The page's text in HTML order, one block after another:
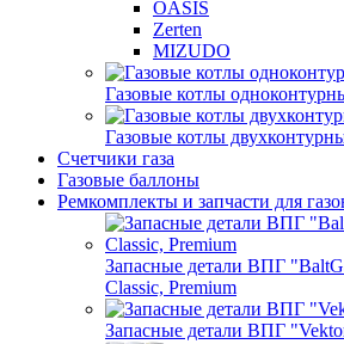
OASIS
Zerten
MIZUDO
Газовые котлы
Газовые котлы
Счетчики газа
Газовые баллоны
Ремкомплекты и запчасти для
Запасные детали ВПГ
Classic, Premium
Запасные детали ВПГ